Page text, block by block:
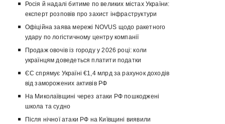
Росія й надалі битиме по великих містах України:
експерт розповів про захист інфраструктури
Офіційна заява мережі NOVUS щодо ракетного
удару по логістичному центру компанії
Продаж овочів із городу у 2026 році: коли
українцям доведеться платити податки
ЄС спрямує Україні €1,4 млрд за рахунок доходів
від заморожених активів РФ
На Миколаївщині через атаки РФ пошкоджені
школа та судно
Після нічної атаки РФ на Київщині виявили